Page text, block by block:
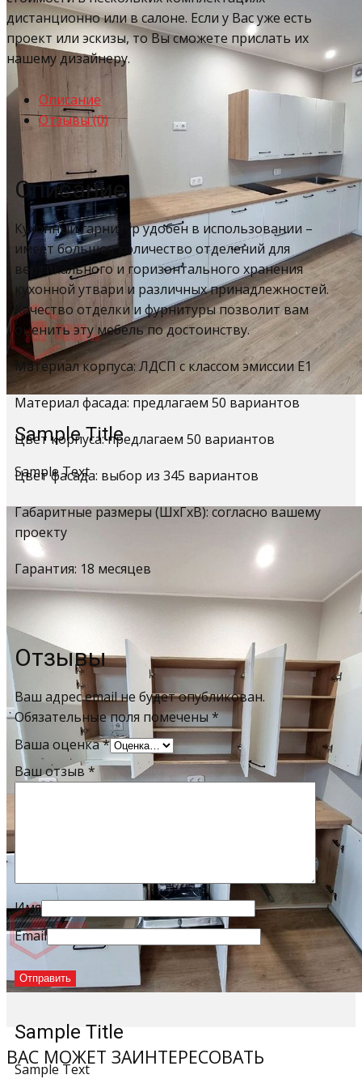
Sample Title
Sample Text
Sample Title
Sample Text
дистанционно или в салоне. Если у Вас уже есть
проект или эскизы, то Вы сможете прислать их
нашему дизайнеру.
Описание
Отзывы (0)
Описание
Кухонный гарнитур удобен в использовании –
имеет большое количество отделений для
вертикального и горизонтального хранения
кухонной утвари и различных принадлежностей.
Качество отделки и фурнитуры позволит вам
оценить эту мебель по достоинству.
Материал корпуса: ЛДСП с классом эмиссии Е1
Материал фасада: предлагаем 50 вариантов
Цвет корпуса: предлагаем 50 вариантов
Цвет фасада: выбор из 345 вариантов
Габаритные размеры (ШхГхВ): согласно вашему
проекту
Гарантия: 18 месяцев
Отзывы
Ваш адрес email не будет опубликован.
Обязательные поля помечены*
Ваша оценка*
Ваш отзыв *
Имя
Email
ВАС МОЖЕТ ЗАИНТЕРЕСОВАТЬ